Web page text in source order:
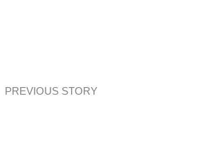
PREVIOUS STORY